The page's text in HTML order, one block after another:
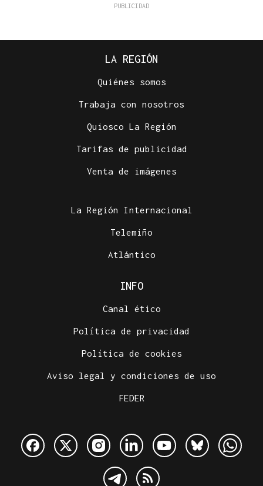
LA REGIÓN
Quiénes somos
Trabaja con nosotros
Quiosco La Región
Tarifas de publicidad
Venta de imágenes
La Región Internacional
Telemiño
Atlántico
INFO
Canal ético
Política de privacidad
Política de cookies
Aviso legal y condiciones de uso
FEDER